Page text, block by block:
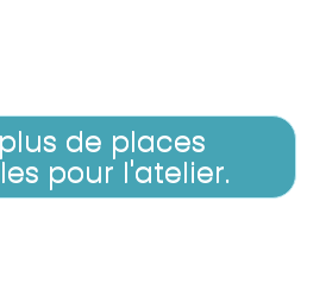
de places
pour l'atelier.